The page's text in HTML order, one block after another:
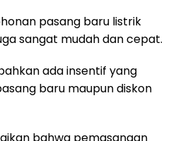
pasang baru listrik
sangat mudah dan cepat.
ada insentif yang
baru maupun diskon